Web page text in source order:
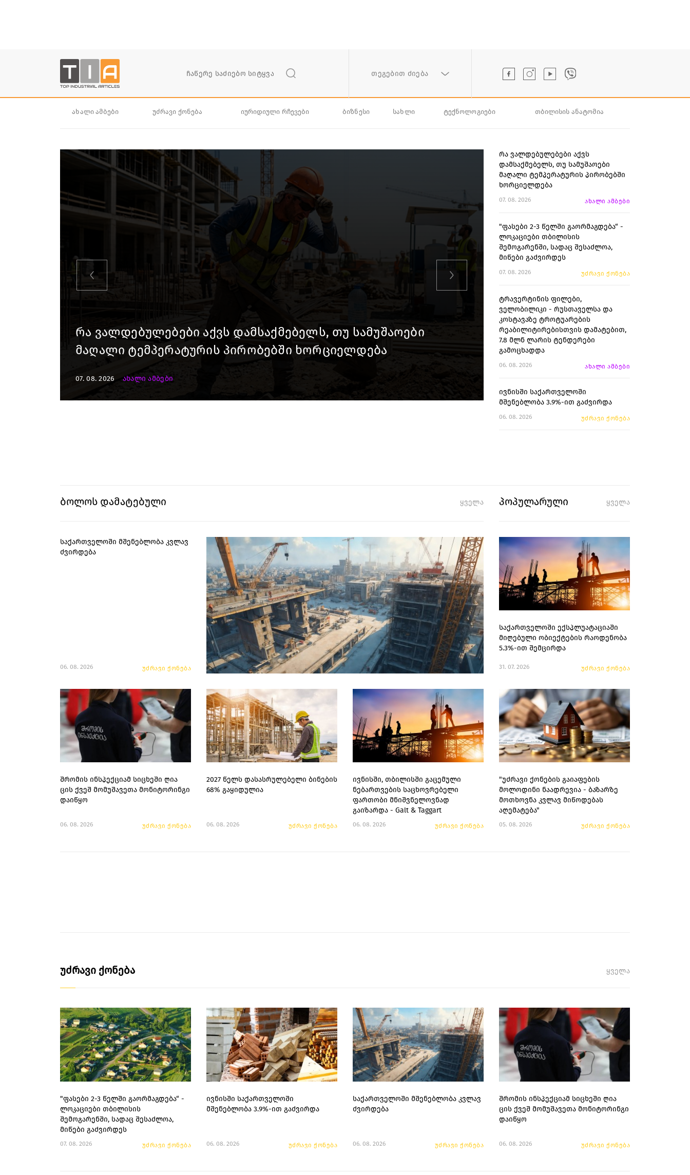
თეგებით ძიება
ახალი ამბები უძრავი ქონება იურიდიული რჩევები ბიზნესი სახლი ტექნოლოგიები თბილისის ანატომია
"ფასები 2-3 წელში გაორმაგდება“ - ლოკაციები თბილისის
შემოგარენში, სადაც შესაძლოა, მიწები გაძვირდეს
07. 08. 2026 უძრავი ქონება
Previous Next
რა ვალდებულებები აქვს
დამსაქმებელს, თუ სამუშაოები
მაღალი ტემპერატურის პირობებში
ხორციელდება
07. 08. 2026 ახალი ამბები
"ფასები 2-3 წელში გაორმაგდება“ -
ლოკაციები თბილისის
შემოგარენში, სადაც შესაძლოა,
მიწები გაძვირდეს
07. 08. 2026 უძრავი ქონება
ტრავერტინის ფილები,
ველობილიკი - რუსთაველსა და
კოსტავაზე ტროტუარების
რეაბილიტირებისთვის დამატებით,
7.8 მლნ ლარის ტენდერები
გამოცხადდა
06. 08. 2026 ახალი ამბები
ივნისში საქართველოში
მშენებლობა 3.9%-ით გაძვირდა
06. 08. 2026 უძრავი ქონება
ბოლოს დამატებული ყველა პოპულარული ყველა
საქართველოში მშენებლობა კვლავ
ძვირდება
06. 08. 2026 უძრავი ქონება
საქართველოში ექსპლუატაციაში
მიღებული ობიექტების რაოდენობა
5.3%-ით შემცირდა
31. 07. 2026 უძრავი ქონება
შრომის ინსპექციამ სიცხეში ღია
ცის ქვეშ მომუშავეთა მონიტორინგი
დაიწყო
06. 08. 2026 უძრავი ქონება
2027 წელს დასასრულებელი ბინების
68% გაყიდულია
06. 08. 2026 უძრავი ქონება
ივნისში, თბილისში გაცემული
ნებართვების საცხოვრებელი
ფართობი მნიშვნელოვნად
გაიზარდა - Galt & Taggart
06. 08. 2026 უძრავი ქონება
"უძრავი ქონების გაიაფების
მოლოდინი ნაადრევია - ბაზარზე
მოთხოვნა კვლავ მიწოდებას
აღემატება"
05. 08. 2026 უძრავი ქონება
უძრავი ქონება ყველა
"ფასები 2-3 წელში გაორმაგდება“ -
ლოკაციები თბილისის
შემოგარენში, სადაც შესაძლოა,
მიწები გაძვირდეს
07. 08. 2026 უძრავი ქონება
ივნისში საქართველოში
მშენებლობა 3.9%-ით გაძვირდა
06. 08. 2026 უძრავი ქონება
საქართველოში მშენებლობა კვლავ
ძვირდება
06. 08. 2026 უძრავი ქონება
შრომის ინსპექციამ სიცხეში ღია
ცის ქვეშ მომუშავეთა მონიტორინგი
დაიწყო
06. 08. 2026 უძრავი ქონება